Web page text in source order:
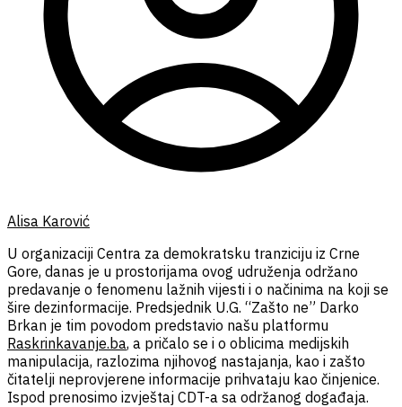
Alisa Karović
U organizaciji Centra za demokratsku tranziciju iz Crne
Gore, danas je u prostorijama ovog udruženja održano
predavanje o fenomenu lažnih vijesti i o načinima na koji se
šire dezinformacije. Predsjednik U.G. “Zašto ne” Darko
Brkan je tim povodom predstavio našu platformu
Raskrinkavanje.ba, a pričalo se i o oblicima medijskih
manipulacija, razlozima njihovog nastajanja, kao i zašto
čitatelji neprovjerene informacije prihvataju kao činjenice.
Ispod prenosimo izvještaj CDT-a sa održanog događaja.